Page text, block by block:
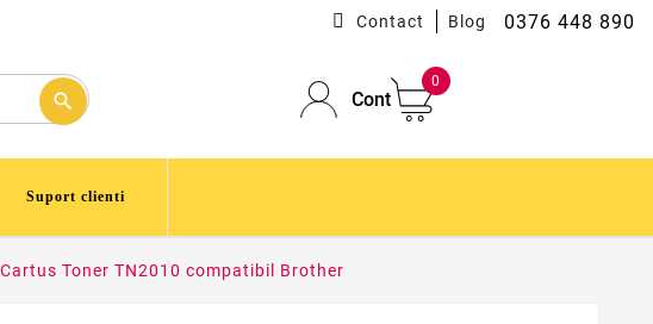
0376 448 890
Contact Blog
search Cont
0
Suport clienti
Cartus Toner TN2010 compatibil Brother